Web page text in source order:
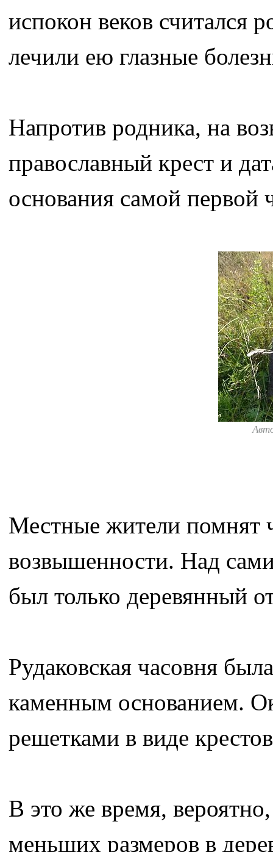
испокон веков считался
лечили ею глазные
Напротив родника, на
православный крест и
основания самой первой
Местные жители помнят
возвышенности. Над
был только деревянный
Рудаковская часовня
каменным основанием.
решетками в виде
В это же время,
меньших размеров в